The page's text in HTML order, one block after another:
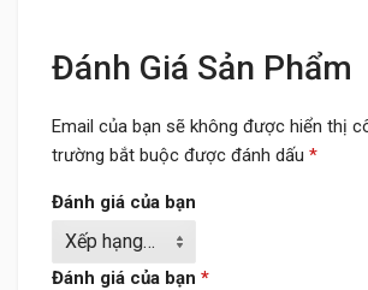
Đánh Giá Sản Phẩm
Email của bạn sẽ không được hiển thị
trường bắt buộc được đánh dấu *
Đánh giá của bạn
Đánh giá của bạn *